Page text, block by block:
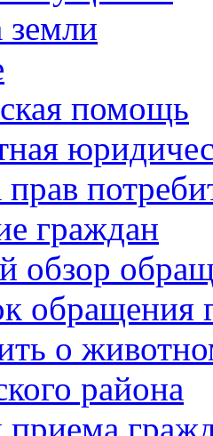
помощь
граждан
обзор
обращения
о
района
приема